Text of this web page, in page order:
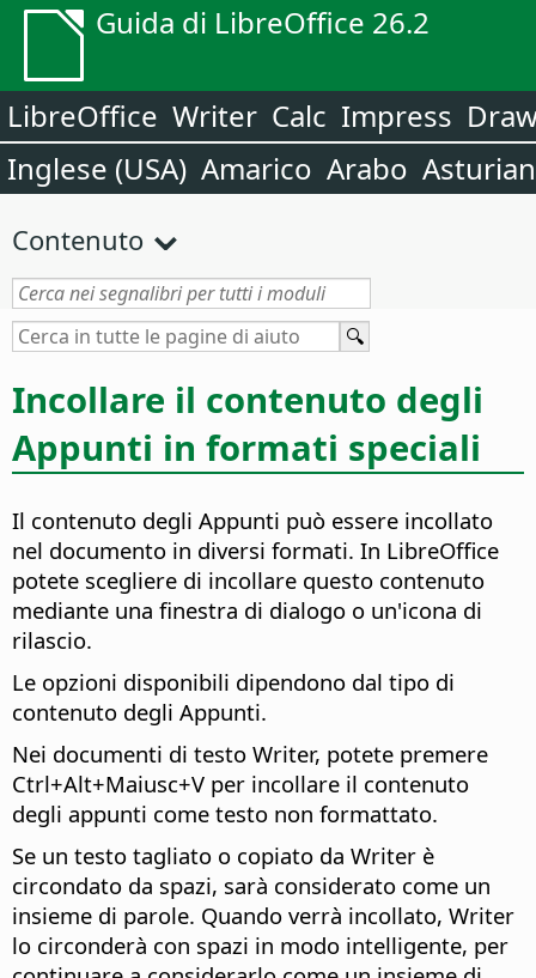
Guida di LibreOffice 26.2
LibreOffice Writer Calc Impress
Inglese (USA) Amarico Arabo
Contenuto
Incollare il contenuto degli
Appunti in formati speciali
Il contenuto degli Appunti può essere incollato
nel documento in diversi formati. In LibreOffice
potete scegliere di incollare questo contenuto
mediante una finestra di dialogo o un'icona di
rilascio.
Le opzioni disponibili dipendono dal tipo di
contenuto degli Appunti.
Nei documenti di testo Writer, potete premere
Ctrl+Alt+Maiusc+V per incollare il contenuto
degli appunti come testo non formattato.
Se un testo tagliato o copiato da Writer è
circondato da spazi, sarà considerato come un
insieme di parole. Quando verrà incollato, Writer
lo circonderà con spazi in modo intelligente, per